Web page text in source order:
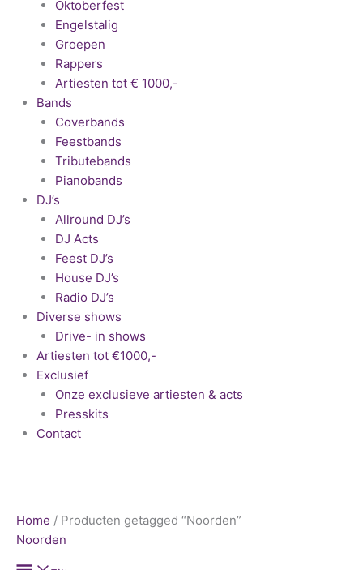
Oktoberfest
Engelstalig
Groepen
Rappers
Artiesten tot € 1000,-
Bands
Coverbands
Feestbands
Tributebands
Pianobands
DJ’s
Allround DJ’s
DJ Acts
Feest DJ’s
House DJ’s
Radio DJ’s
Diverse shows
Drive- in shows
Artiesten tot €1000,-
Exclusief
Onze exclusieve artiesten & acts
Presskits
Contact
Home / Producten getagged “Noorden”
Noorden